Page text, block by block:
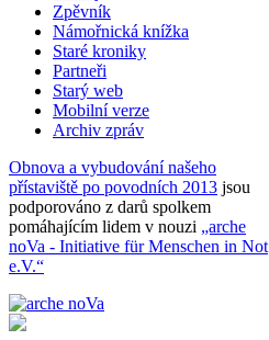
Zpěvník
Námořnická knížka
Staré kroniky
Partneři
Starý web
Mobilní verze
Archiv zpráv
Obnova a vybudování našeho
přístaviště po povodních 2013 jsou
podporováno z darů spolkem
pomáhajícím lidem v nouzi „arche
noVa - Initiative für Menschen in Not
e.V.“